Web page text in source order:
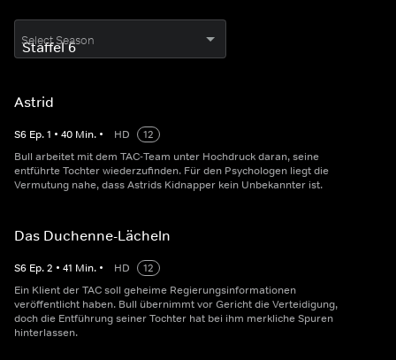
Select Season
Astrid
S6 Ep.1 • 40 Min. • HD
12
Bull arbeitet mit dem TAC-Team unter Hochdruck daran, seine
entführte Tochter wiederzufinden. Für den Psychologen liegt die
Vermutung nahe, dass Astrids Kidnapper kein Unbekannter ist.
Das Duchenne-Lächeln
S6 Ep.2 • 41 Min. • HD
12
Ein Klient der TAC soll geheime Regierungsinformationen
veröffentlicht haben. Bull übernimmt vor Gericht die Verteidigung,
doch die Entführung seiner Tochter hat bei ihm merkliche Spuren
hinterlassen.